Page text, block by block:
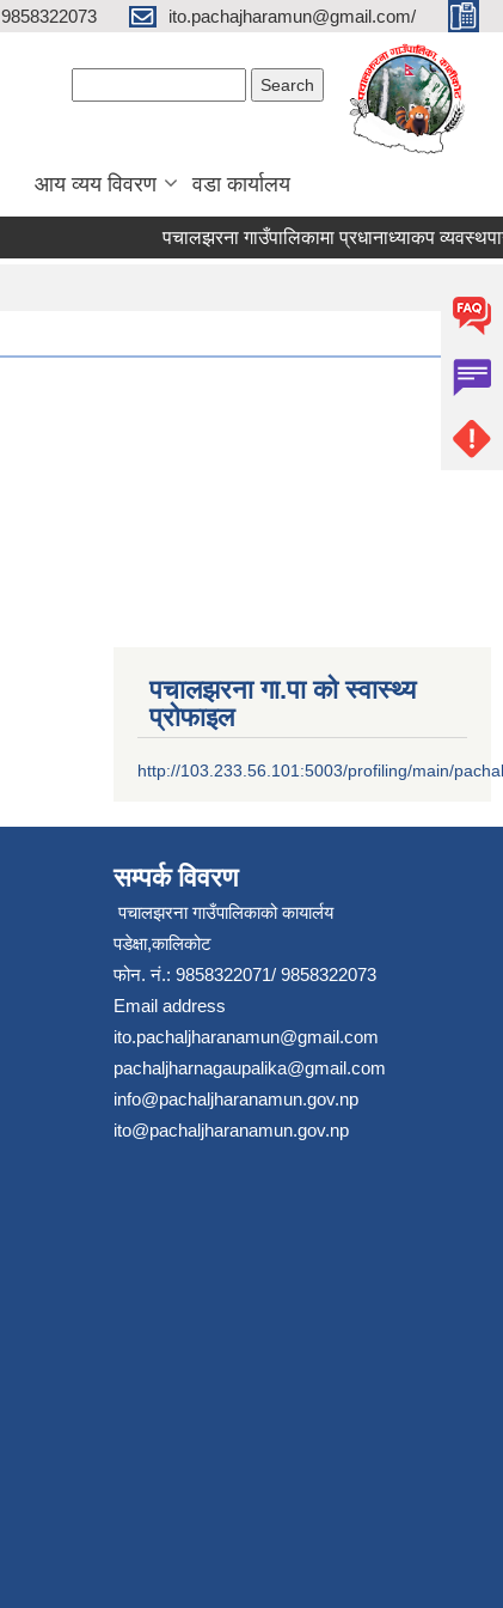
9858322073 ito.pachajharamun@gmail.com/
आय व्यय विवरण वडा कार्यालय
पचालझरना गाउँपालिकामा प्रधानाध्याकप
पचालझरना गा.पा को स्वास्थ्य
प्रोफाइल
http://103.233.56.101:5003/profiling/main/pachal
सम्पर्क विवरण
पचालझरना गाउँपालिकाको कायार्लय
पडेक्षा,कालिकोट
फोन. नं.: 9858322071/ 9858322073
Email address
ito.pachaljharanamun@gmail.com
pachaljharnagaupalika@gmail.com
info@pachaljharanamun.gov.np
ito@pachaljharanamun.gov.np